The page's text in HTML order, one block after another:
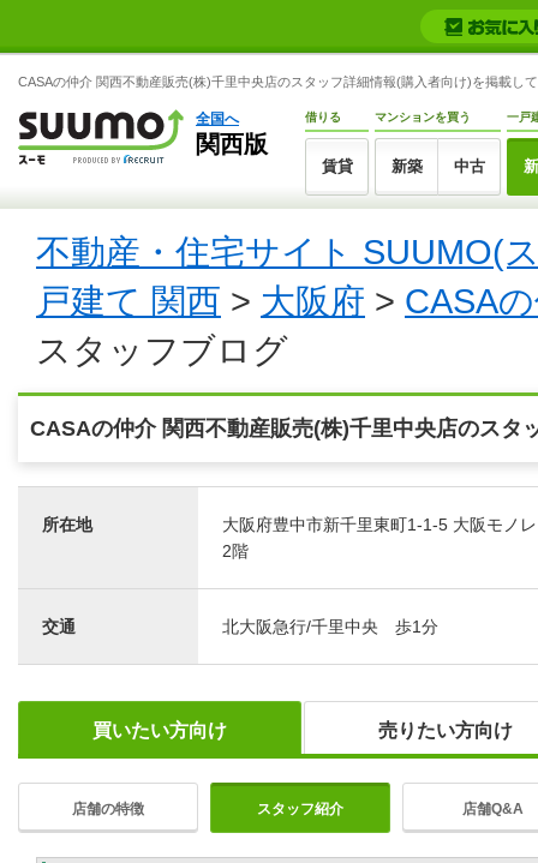
CASAの仲介 関西不動産販売(株)千里中央店のスタッフ詳細情報(購入者向け)を掲載し
全国へ
関西版
借りる
賃貸
マンションを買う
新築 中古
一戸
不動産・住宅サイト SUUMO(
戸建て 関西 > 大阪府 > CASA
スタッフブログ
CASAの仲介 関西不動産販売(株)千里中央店のスタ
所在地
大阪府豊中市新千里東町1-1-5 大阪モノ
2階
交通 北大阪急行/千里中央 歩1分
買いたい方向け 売りたい方向け
店舗の特徴 スタッフ紹介 店舗Q&A